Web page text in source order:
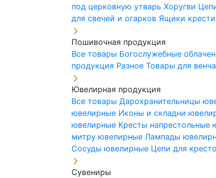
под церковную утварьХоругви
для свечей и огарков Ящики
Пошивочная продукция
Все товары Богослужебные
продукция РазноеТовары для
Ювелирная продукция
Все товарыДарохранительницы
ювелирные Иконы и складни
ювелирные Кресты напрестольные
митру ювелирныеЛампады
Сосуды ювелирные Цепи для
Сувениры